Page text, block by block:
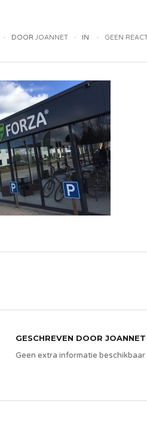
DOOR JOANNET IN GEEN
GESCHREVEN DOOR JOANNET
Geen extra informatie beschikbaar